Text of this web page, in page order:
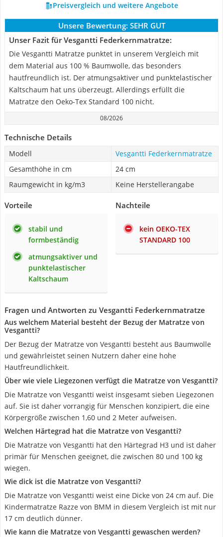
Preisvergleich und weitere Angebote
Unsere Bewertung: SEHR GUT
Unser Fazit für Vesgantti Federkernmatratze:
Die Vesgantti Matratze punktet in unserem Vergleich mit
dem Material aus 100 % Baumwolle, das besonders
hautfreundlich ist. Der atmungsaktiver und punktelastischer
Kaltschaum hat uns überzeugt. Allerdings erfüllt die
Matratze den Oeko-Tex Standard 100 nicht.
08/2026
Technische Details
Modell
Vesgantti Federkernmatratze
Gesamthöhe in cm
24 cm
Raumgewicht in kg/m3
Keine Herstellerangabe
Vorteile
stabil und
formbeständig
atmungsaktiver und
punktelastischer
Kaltschaum
Nachteile
kein OEKO-TEX
STANDARD 100
Fragen und Antworten zu Vesgantti Federkernmatratze
Aus welchem Material besteht der Bezug der Matratze von
Vesgantti?
Der Bezug der Matratze von Vesgantti besteht aus Baumwolle
und gewährleistet seinen Nutzern daher eine hohe
Hautfreundlichkeit.
Über wie viele Liegezonen verfügt die Matratze von Vesgantti?
Die Matratze von Vesgantti weist insgesamt sieben Liegezonen
auf. Sie ist daher vorrangig für Menschen konzipiert, die eine
Körpergröße zwischen 1,60 und 2 Meter aufweisen.
Welchen Härtegrad hat die Matratze von Vesgantti?
Die Matratze von Vesgantti hat den Härtegrad H3 und ist daher
primär für Menschen geeignet, die zwischen 80 und 100 kg
wiegen.
Wie dick ist die Matratze von Vesgantti?
Die Matratze von Vesgantti weist eine Dicke von 24 cm auf. Die
Kindermatratze Razze von BMM in diesem Vergleich ist mit nur
17 cm deutlich dünner.
Wie kann die Matratze von Vesgantti gewaschen werden?